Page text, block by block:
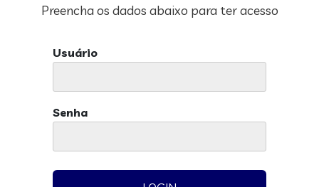
Preencha os dados abaixo para ter acesso
Usuário
Senha